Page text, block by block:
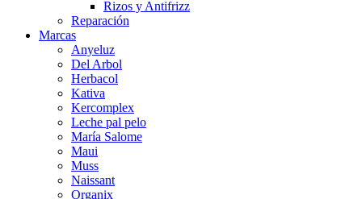
Rizos y Antifrizz
Reparación
Marcas
Anyeluz
Del Arbol
Herbacol
Kativa
Kercomplex
Leche pal pelo
María Salome
Maui
Muss
Naissant
Organix